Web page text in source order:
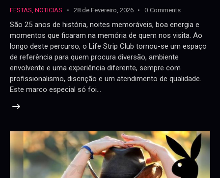
FESTAS NOTICIAS 28 de Fevereiro, 2026 0 Comments
São 25 anos de história, noites memoráveis, boa energia e
momentos que ficaram na memória de quem nos visita. Ao
longo deste percurso, o Life Strip Club tornou-se um espaço
de referência para quem procura diversão, ambiente
envolvente e uma experiência diferente, sempre com
profissionalismo, discrição e um atendimento de qualidade.
Este marco especial só foi…